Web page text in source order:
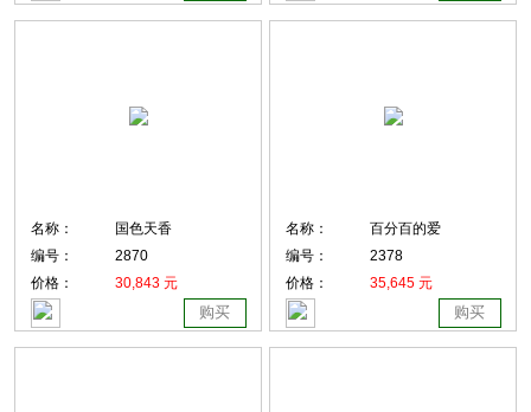
名称：
国色天香
编号：
2870
价格：
30,843 元
购买
名称：
百分百的爱
编号：
2378
价格：
35,645 元
购买